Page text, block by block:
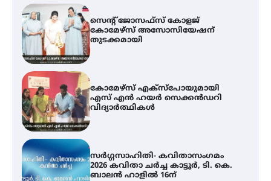
സെന്റ് ജോസഫ്സ് കോളജ്
കോമേഴ്‌സ് അസോസിയേഷന്
തുടക്കമായി
കോമേഴ്സ് എക്സ്പോയുമായി
എസ് എൻ ഹയർ സെക്കൻഡറി
വിദ്യാർത്ഥികൾ
സർഗ്ഗസാഹിതി- കവിതാസംഗമം
2026 കവിതാ ചർച്ച കാട്ടൂർ, ടി. കെ.
ബാലൻ ഹാളിൽ 16ന്